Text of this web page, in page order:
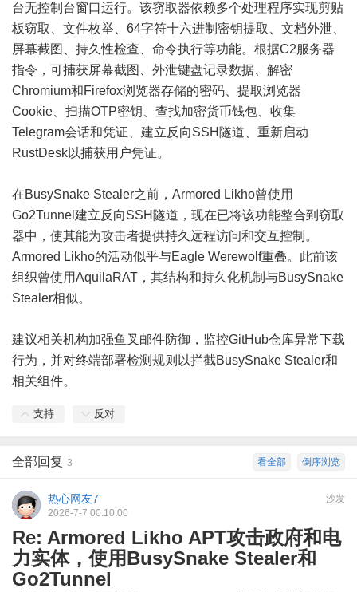
台无控制台窗口运行。该窃取器依赖多个处理程序实现剪贴
板窃取、文件枚举、64字符十六进制密钥提取、文档外泄、
屏幕截图、持久性检查、命令执行等功能。根据C2服务器
指令，可捕获屏幕截图、外泄键盘记录数据、解密
Chromium和Firefox浏览器存储的密码、提取浏览器
Cookie、扫描OTP密钥、查找加密货币钱包、收集
Telegram会话和凭证、建立反向SSH隧道、重新启动
RustDesk以捕获用户凭证。
在BusySnake Stealer之前，Armored Likho曾使用
Go2Tunnel建立反向SSH隧道，现在已将该功能整合到窃取
器中，使其能为攻击者提供持久远程访问和交互控制。
Armored Likho的活动似乎与Eagle Werewolf重叠。此前该
组织曾使用AquilaRAT，其结构和持久化机制与BusySnake
Stealer相似。
建议相关机构加强鱼叉邮件防御，监控GitHub仓库异常下载
行为，并对终端部署检测规则以拦截BusySnake Stealer和
相关组件。
支持 反对
倒序浏览
看全部
全部回复 3
沙发
热心网友7
2026-7-7 00:10:00
Re: Armored Likho APT攻击政府和电
力实体，使用BusySnake Stealer和
Go2Tunnel